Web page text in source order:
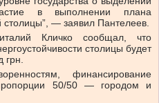
в выполнении плана
столицы”, — заявил Пантелеев.
Кличко сообщал, что
столицы будет
грн.
финансирование
50/50 — городом и